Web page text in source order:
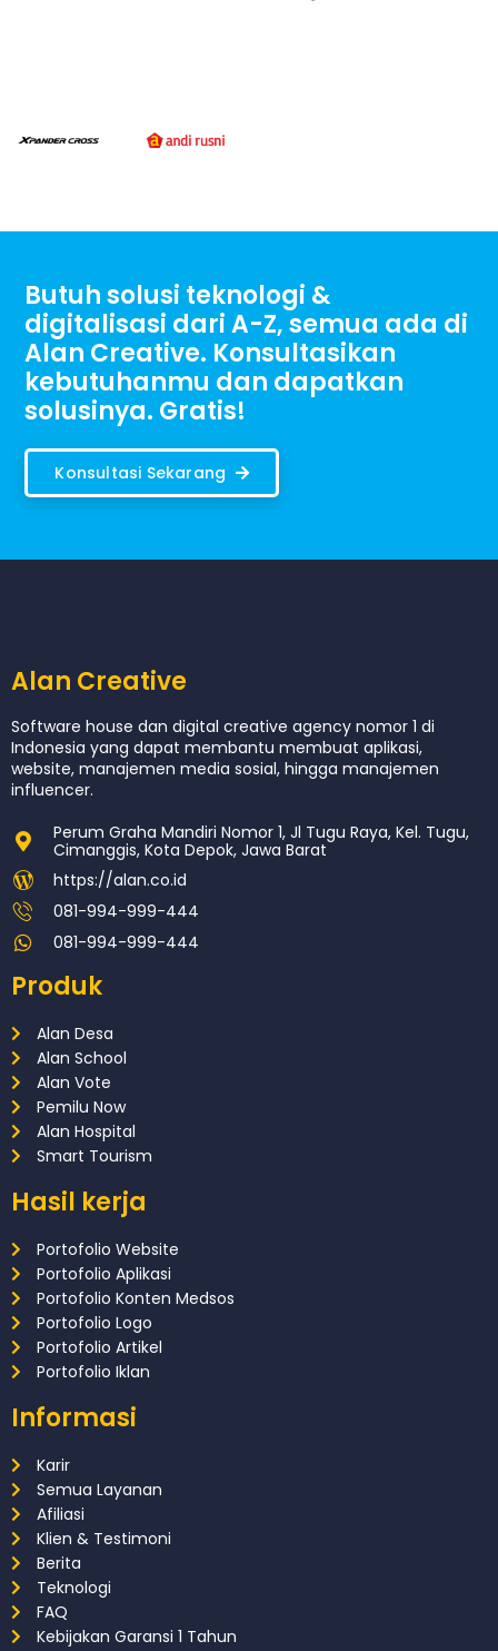
Butuh solusi teknologi &
digitalisasi dari A-Z, semua ada di
Alan Creative. Konsultasikan
kebutuhanmu dan dapatkan
solusinya. Gratis!
Konsultasi Sekarang
Alan Creative
Software house dan digital creative agency nomor 1 di
Indonesia yang dapat membantu membuat aplikasi,
website, manajemen media sosial, hingga manajemen
influencer.
Perum Graha Mandiri Nomor 1, Jl Tugu Raya, Kel. Tugu,
Cimanggis, Kota Depok, Jawa Barat
https://alan.co.id
081-994-999-444
081-994-999-444
Produk
Alan Desa
Alan School
Alan Vote
Pemilu Now
Alan Hospital
Smart Tourism
Hasil kerja
Portofolio Website
Portofolio Aplikasi
Portofolio Konten Medsos
Portofolio Logo
Portofolio Artikel
Portofolio Iklan
Informasi
Karir
Semua Layanan
Afiliasi
Klien & Testimoni
Berita
Teknologi
FAQ
Kebijakan Garansi 1 Tahun